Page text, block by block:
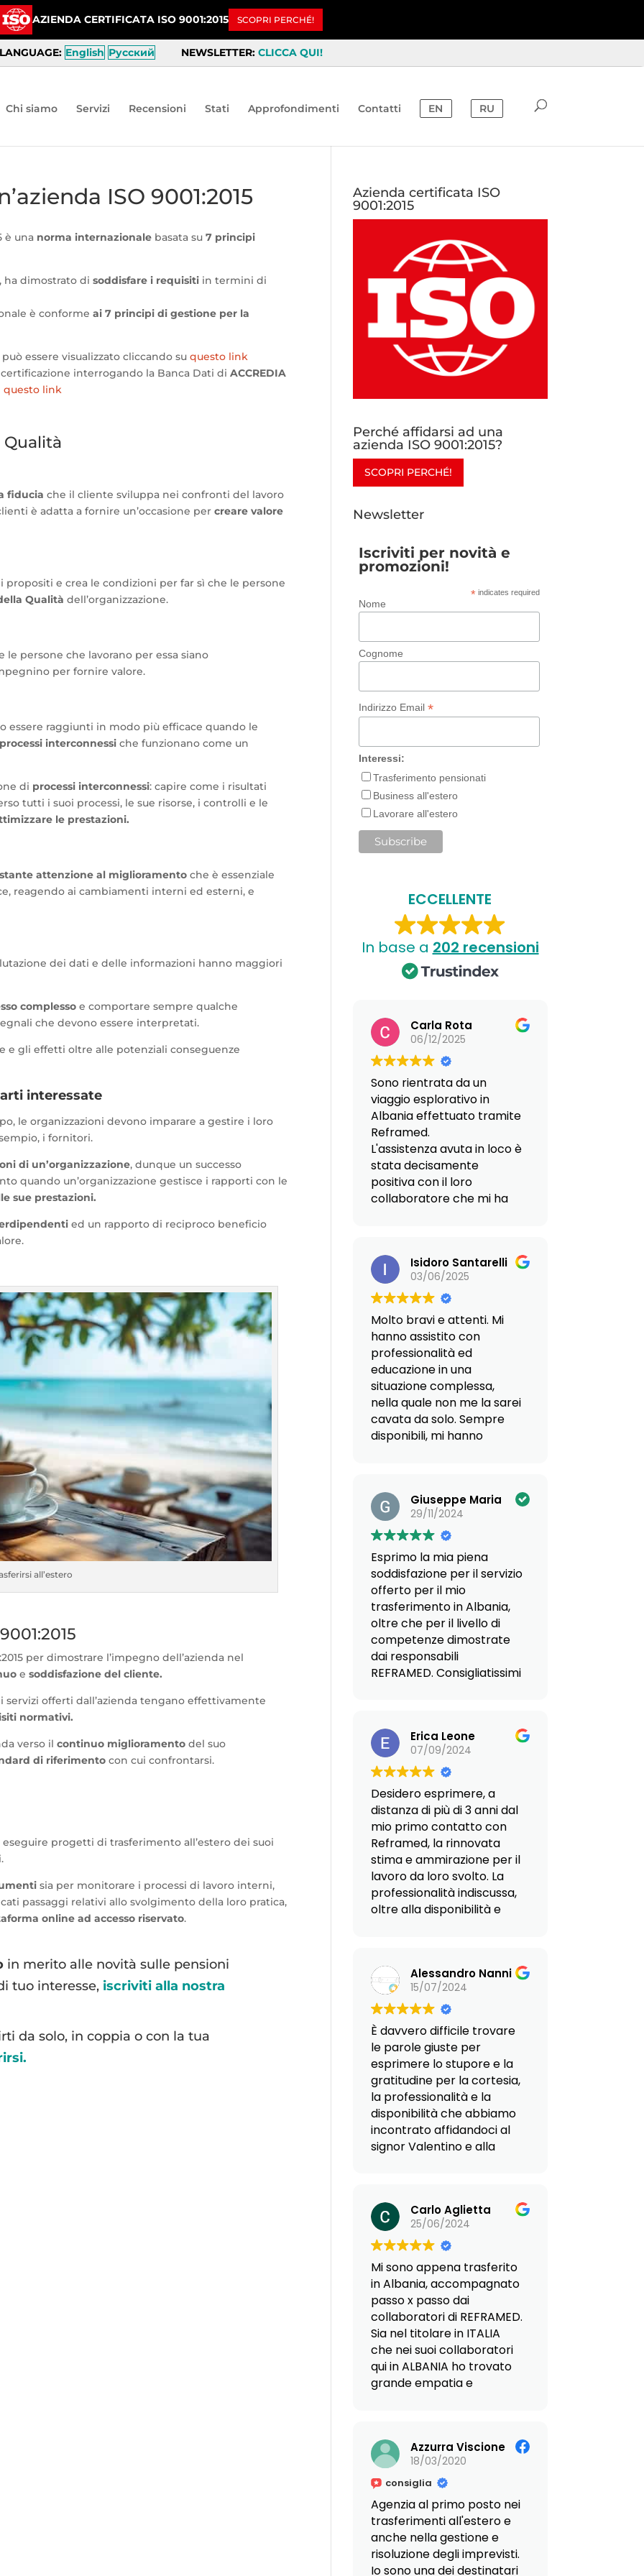
Chi siamo Servizi Recensioni Stati Approfondimenti Contatti EN RU
ISO 9001:2015
è una norma internazionale basata su7 principi
ha dimostrato disoddisfare i requisiti in termini di
è conformeai 7 principi di gestione per la
può essere visualizzato cliccando suquesto link
interrogando la Banca Dati diACCREDIA
questo link
fiducia che il cliente sviluppa nei confronti del lavoro
è adatta a fornire un’occasione percreare valore
propositi e crea le condizioni per far sì che le persone
Qualità dell’organizzazione.
le persone che lavorano per essa siano
per fornire valore.
essere raggiunti in modo più efficace quando le
processi interconnessi che funzionano come un
di processi interconnessi: capire come i risultati
tutti i suoi processi, le sue risorse, i controlli e le
le prestazioni.
attenzione al miglioramento che è essenziale
reagendo ai cambiamenti interni ed esterni, e
dei dati e delle informazioni hanno maggiori
complesso e comportare sempre qualche
che devono essere interpretati.
e gli effetti oltre alle potenziali conseguenze
interessate
le organizzazioni devono imparare a gestire i loro
i fornitori.
di un’organizzazione, dunque un successo
quando un’organizzazione gestisce i rapporti con le
sue prestazioni.
ed un rapporto di reciproco beneficio
all’estero
per dimostrare l’impegno dell’azienda nel
esoddisfazione del cliente.
servizi offerti dall’azienda tengano effettivamente
normativi.
verso ilcontinuo miglioramentodel suo
di riferimento con cui confrontarsi.
progetti di trasferimento all’estero dei suoi
sia per monitorare i processi di lavoro interni,
passaggi relativi allo svolgimento della loro pratica,
online ad accesso riservato.
in merito alle novità sulle pensioni
tuo interesse, iscriviti alla nostra
da solo, in coppia o con la tua
Azienda certificata ISO
9001:2015
Perché affidarsi ad una
azienda ISO 9001:2015?
SCOPRI PERCHÉ!
Newsletter
Iscriviti per novità e
promozioni!
* indicates required
Nome
Cognome
Indirizzo Email *
Interessi:
Trasferimento pensionati
Business all'estero
Lavorare all'estero
ECCELLENTE
In base a 202 recensioni
Carla Rota
06/12/2025
Sono rientrata da un
viaggio esplorativo in
Albania effettuato tramite
Reframed.
L'assistenza avuta in loco è
stata decisamente
positiva con il loro
collaboratore che mi ha
Anche nelle persone
dell'Agenzia Immobiliare
che mi hanno proposto
varie soluzioni abitative ho
riscontrato competenza e
serietà.
Sicuramente confermata
l'impostazione che già
avevo rilevato nei vari
colloqui online nonché
nell'incontro presso la loro
sede.
Valentino Coletto.
Carla Rota
Isidoro Santarelli
03/06/2025
Molto bravi e attenti. Mi
hanno assistito con
professionalità ed
educazione in una
situazione complessa,
nella quale non me la sarei
cavata da solo. Sempre
disponibili, mi hanno
Giuseppe Maria
29/11/2024
Esprimo la mia piena
soddisfazione per il servizio
offerto per il mio
trasferimento in Albania,
oltre che per il livello di
competenze dimostrate
dai responsabili
REFRAMED. Consigliatissimi
Erica Leone
07/09/2024
Desidero esprimere, a
distanza di più di 3 anni dal
mio primo contatto con
Reframed, la rinnovata
stima e ammirazione per il
lavoro da loro svolto. La
professionalità indiscussa,
oltre alla disponibilità e
top. Nello specifico, io
partivo da sola per
Hammamet, non sapendo
il francese, e senza alcun
aggancio in loco.
Reframed mi ha
pazientemente indirizzato
e guidato in tutte le fasi
dell’impresa, dalle
complicazioni
burocratiche alle difficoltà
della sistemazione in loco,
persone esperte, gentili e
super disponibili. Grazie
allora al Dott.Valentino,
alle Dott.sse Giovanna ed
Enza. Un forte, affettuoso
abbraccio! Erica.
Alessandro Nanni
15/07/2024
È davvero difficile trovare
le parole giuste per
esprimere lo stupore e la
gratitudine per la cortesia,
la professionalità e la
disponibilità che abbiamo
incontrato affidandoci al
signor Valentino e alla
dedizione straordinaria nel
nostro progetto di
trasferirci in Paraguay,
fornendoci ogni
indicazione utile e
trasformando quello che
sarebbe potuto essere un
complicato trasferimento
dall'altra parte del mondo
in un'esperienza semplice
e priva di stress.
unita a una rete di
collaboratori eccellenti in
loco, ci ha fornito una
sicurezza impareggiabile.
Ma ciò che ci ha colpito
maggiormente è stata la
loro straordinaria
disponibilità e il calore
Carlo Aglietta
25/06/2024
Mi sono appena trasferito
in Albania, accompagnato
passo x passo dai
collaboratori di REFRAMED.
Sia nel titolare in ITALIA
che nei suoi collaboratori
qui in ALBANIA ho trovato
grande empatia e
la ricchezza di soluzioni
propostami durante il mio
viaggio immobiliare. Ora
stanno seguendo per me
le varie pratiche e rilascio
permessi e francamente
mi sento in ottime mani.
Azzurra Viscione
18/03/2020
consiglia
Agenzia al primo posto nei
trasferimenti all'estero e
anche nella gestione e
risoluzione degli imprevisti.
Io sono una dei destinatari
AZIENDA CERTIFICATA ISO 9001:2015 SCOPRI PERCHÉ!
LANGUAGE: English Русский NEWSLETTER: CLICCA QUI!